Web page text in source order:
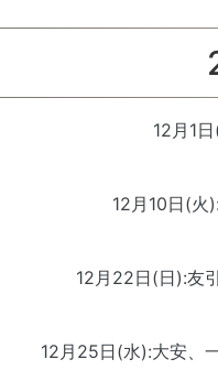
12月1
12月10日(火
12月22日(日):友
12月25日(水):大安、